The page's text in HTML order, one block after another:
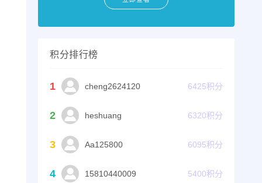
积分排行榜
1 cheng2624120 6425积分
2 heshuang 6320积分
3 Aa125800 6095积分
4 15810440009 5400积分